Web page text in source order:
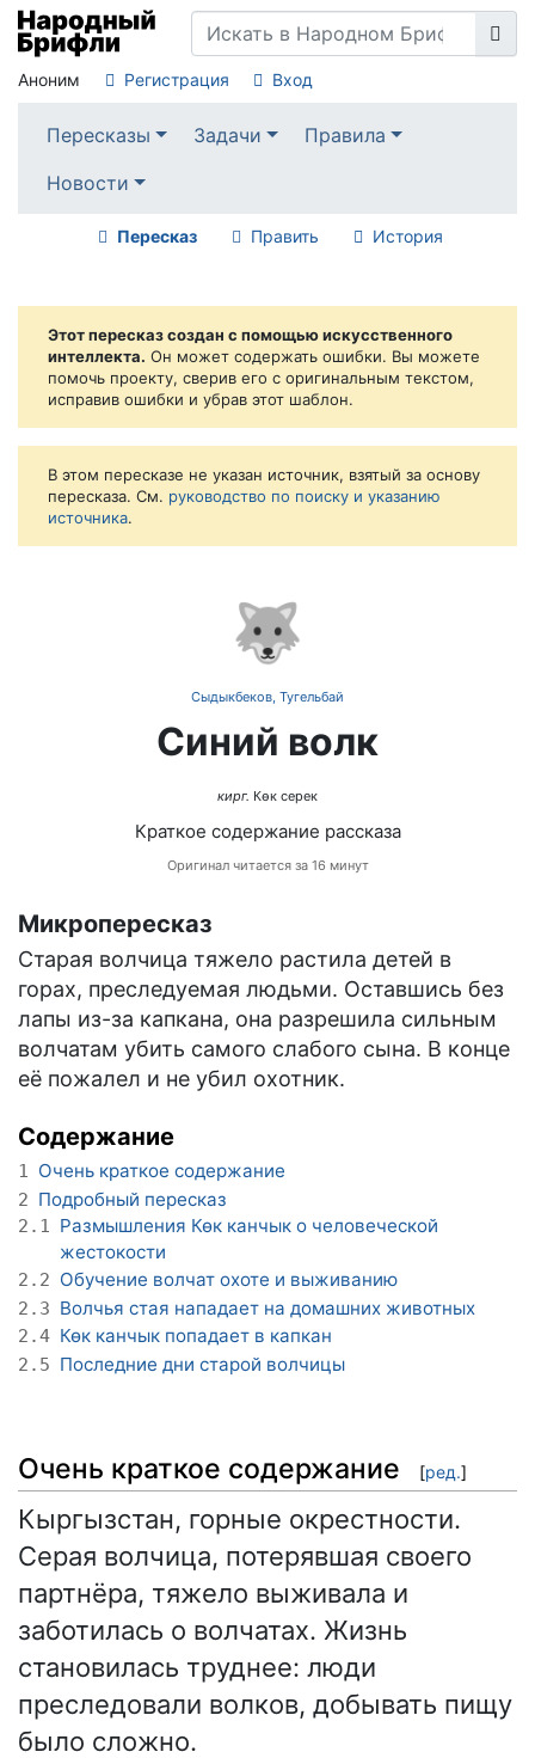
Аноним Регистрация Вход
Пересказы Задачи
Правила
Новости
Пересказ Править История
Этот пересказ создан с помощью искусственного
интеллекта. Он может содержать ошибки. Вы можете
помочь проекту, сверив его с оригинальным текстом,
исправив ошибки и убрав этот шаблон.
В этом пересказе не указан источник, взятый за основу
пересказа. См. руководство по поиску и указанию
источника.
🐺
Сыдыкбеков, Тугельбай
Синий волк
кирг. Көк серек
Краткое содержание рассказа
Оригинал читается за 16 минут
Микропересказ
Старая волчица тяжело растила детей в
горах, преследуемая людьми. Оставшись без
лапы из-за капкана, она разрешила сильным
волчатам убить самого слабого сына. В конце
её пожалел и не убил охотник.
Содержание
1 Очень краткое содержание
2 Подробный пересказ
2.1 Размышления Көк канчык о человеческой
жестокости
2.2 Обучение волчат охоте и выживанию
2.3 Волчья стая нападает на домашних животных
2.4 Көк канчык попадает в капкан
2.5 Последние дни старой волчицы
Очень краткое содержание [ред.]
Кыргызстан, горные окрестности.
Серая волчица, потерявшая своего
партнёра, тяжело выживала и
заботилась о волчатах. Жизнь
становилась труднее: люди
преследовали волков, добывать пищу
было сложно.